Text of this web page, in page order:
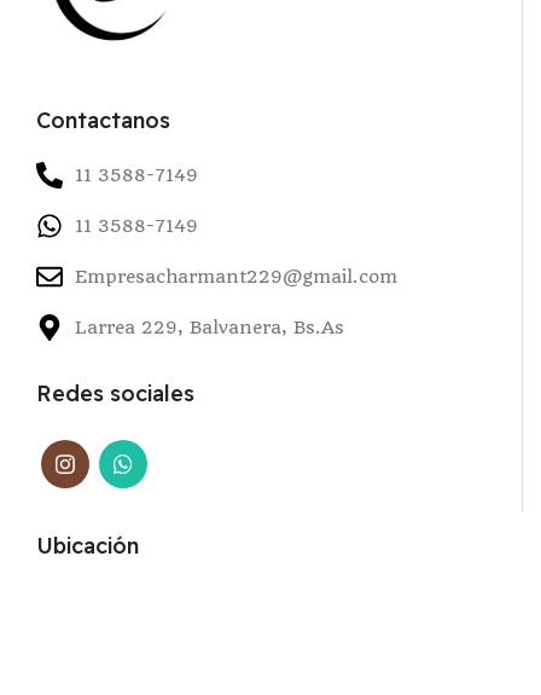
Contactanos
11 3588-7149
11 3588-7149
Empresacharmant229@gmail.com
Larrea 229, Balvanera, Bs.As
Redes sociales
Ubicación